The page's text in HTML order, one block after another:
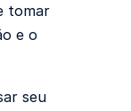
tomar
e o
seu